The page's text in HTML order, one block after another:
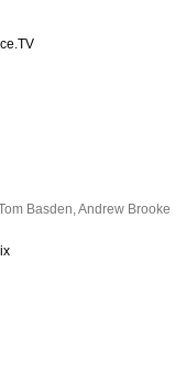
Basden,Andrew Brooke